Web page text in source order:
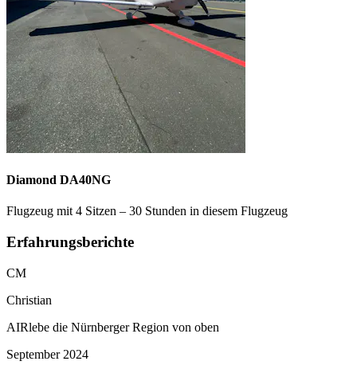
Diamond DA40NG
Flugzeug mit 4 Sitzen – 30 Stunden in diesem Flugzeug
Erfahrungsberichte
CM
Christian
AIRlebe die Nürnberger Region von oben
September 2024